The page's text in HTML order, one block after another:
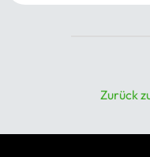
Zurück